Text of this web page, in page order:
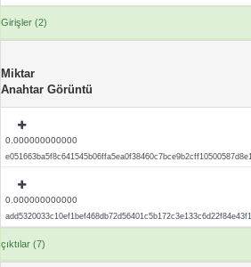
Girişler (2)
Miktar
Anahtar Görüntü
0.000000000000
0.000000000000
çıktılar (7)